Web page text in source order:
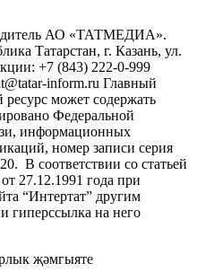
АО «ТАТМЕДИА».
Татарстан, г. Казань, ул.
+7 (843) 222-0-999
inform.ru Главный
может содержать
Федеральной
информационных
номер записи серия
В соответствии со статьей
27.12.1991 года при
“Интертат” другим
гиперссылка на него
җәмгыяте